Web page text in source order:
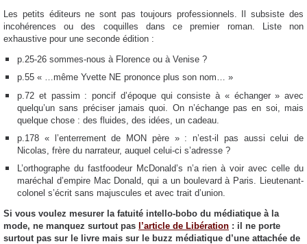
Les petits éditeurs ne sont pas toujours professionnels. Il subsiste des
incohérences ou des coquilles dans ce premier roman. Liste non
exhaustive pour une seconde édition :
p.25-26 sommes-nous à Florence ou à Venise ?
p.55 « …même Yvette NE prononce plus son nom… »
p.72 et passim : poncif d’époque qui consiste à « échanger » avec
quelqu’un sans préciser jamais quoi. On n’échange pas en soi, mais
quelque chose : des fluides, des idées, un cadeau.
p.178 « l’enterrement de MON père » : n’est-il pas aussi celui de
Nicolas, frère du narrateur, auquel celui-ci s’adresse ?
L’orthographe du fastfoodeur McDonald’s n’a rien à voir avec celle du
maréchal d’empire Mac Donald, qui a un boulevard à Paris. Lieutenant-
colonel s’écrit sans majuscules et avec trait d’union.
Si vous voulez mesurer la fatuité intello-bobo du médiatique à la
mode, ne manquez surtout pas l’article de Libération : il ne porte
surtout pas sur le livre mais sur le buzz médiatique d’une attachée de